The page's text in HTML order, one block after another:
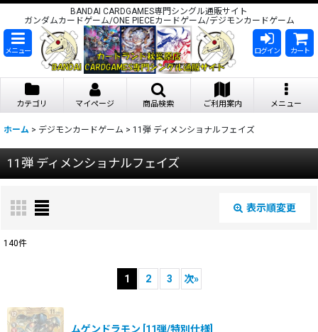
BANDAI CARDGAMES専門シングル通販サイト
ガンダムカードゲーム/ONE PIECEカードゲーム/デジモンカードゲーム
メニュー ログイン カート
カテゴリ マイページ 商品検索 ご利用案内 メニュー
ホーム > デジモンカードゲーム > 11弾 ディメンショナルフェイズ
11弾 ディメンショナルフェイズ
表示順変更
並び順:
140件
1 2 3 次»
ムゲンドラモン 11弾/特別仕様